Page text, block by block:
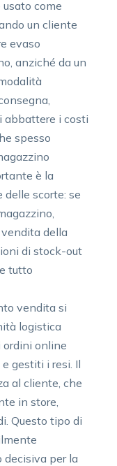
come
un cliente
evaso
anziché da un
abbattere i costi
spesso
è la
scorte: se
della
di stock-out
tutto
vendita si
logistica
ordini online
gestiti i resi. Il
al cliente, che
in store,
Questo tipo di
decisiva per la